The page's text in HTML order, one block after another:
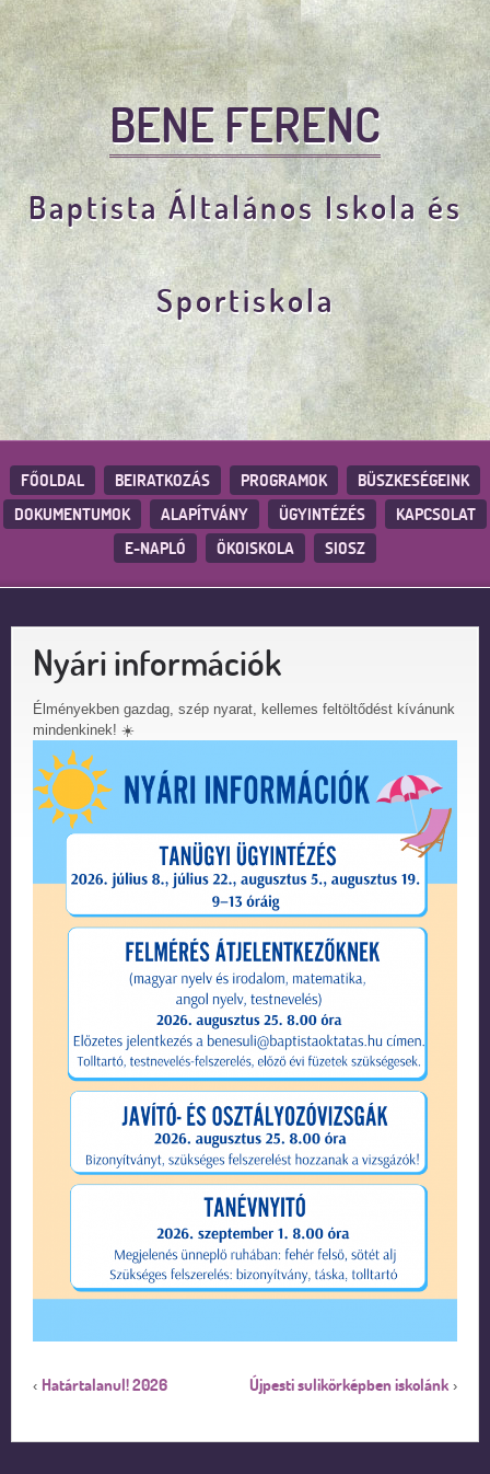
BENE FERENC
Baptista Általános Iskola és
Sportiskola
FŐOLDAL BEIRATKOZÁS PROGRAMOK
BÜSZKESÉGEINK
DOKUMENTUMOK
ALAPÍTVÁNY ÜGYINTÉZÉS
KAPCSOLAT
E-NAPLÓ
ÖKOISKOLA SIOSZ
Nyári információk
Élményekben gazdag, szép nyarat, kellemes feltöltődést kívánunk
mindenkinek! ☀️
‹ Határtalanul! 2026 Újpesti sulikörképben iskolánk ›